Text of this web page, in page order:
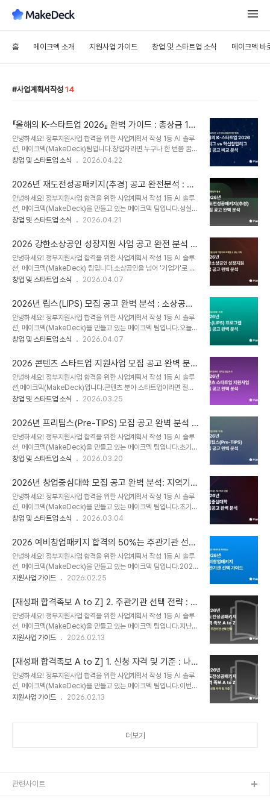
홈 메이크덱 소개 지원사업 가이드 창업 및 스타트업 소식 메이크덱 바
사업계획서작성 14
『올해의 K-스타트업 2026』 완벽 가이드 : 총상금 12
억원의 주인공은?
안녕하세요! 정부지원사업 합격을 위한 사업계획서 작성 1등 AI 솔루
션, 메이크덱(MakeDeck)팀입니다.창업자라면 누구나 한 번쯤 꿈꾸
는 대한민국 최대 규모의 창업 경진대회, 『올해의 K-스타트업 2026』
치열한데요, 특히 올해는 중소벤처기업부에서 주관하는 '혁신창업리
그'와 'AI리그'의 모집이 동시에 시작되어 전략적인 선택이 어느 때보
다 중요해졌습니다.이번 콘텐츠에서는 두 리그의 차이점을 낱낱이 분
석하고, 여러분의 합격 확률을 높일 수 있는 핵심 포인트를 짚어드리겠
습니다. 🔎 올해의 K-스타트업 개요 및 지원 대상: 누가 참여할 수 있
선발된 우수 팀은 9월에 ..
창업 및 스타트업 소식 2026.04.22
2026년 재도전성공패키지(추경) 공고 완전분석 : 다
시 열린 기회를 놓치지 않는 방법
안녕하세요! 정부지원사업 합격을 위한 사업계획서 작성 1등 AI 솔루
션, 메이크덱(MakeDeck)을 만들고 있는 메이크덱 팀입니다.성실한
실패 경험을 자산 삼아 다시 한번 도약을 준비하는 재창업자분들께 반
정예산 모집공고가 오픈되었습니다. 일반적인 정기 모집보다 경쟁률
측면에서 유리할 수 있는 이번 추경 사업의 핵심 내용을 낱낱이 분석해
드립니다. 🚀 2026년 재도전성공패키지(추경) 핵심 요약 이번 사업
은 우수한 아이템을 보유한 예비재창업자와 재창업기업을 발굴하여
성공적인 재기를 지원하는 것을 목적으로 합니다.지원 대상: 폐업 이력
사업화 자금 최대 1억 원(평균 0...
창업 및 스타트업 소식 2026.04.21
2026 강한소상공인 성장지원 사업 공고 완전 분석 :
최대 1억원의 기회, 작년과 무엇이 달라졌을까?
안녕하세요! 정부지원사업 합격을 위한 사업계획서 작성 1등 AI 솔루
션, 메이크덱(MakeDeck) 팀입니다.소상공인을 넘어 '기업가'로 도
약하고자 하는 분들께 2026년 가장 중요한 기회가 찾아왔습니다.바
사업'입니다.올해는 기존의 로컬크리에이터 육성 사업과 강한소상공
인 사업이 하나로 통합되어 더욱 체계적인 지원이 이루어집니다.이번
콘텐츠에서는 모집 공고를 낱낱이 분석하고, 특히 2025년 대비 변경
된 점을 중심으로 합격 전략을 정리해 드립니다. ✅ 2026년 강한소상
공인 성장지원 사업 핵심 요약이 사업은 창의적인 아이템과 기업가 정
델 고도화 및 사업화 자금을 지원하..
창업 및 스타트업 소식 2026.04.07
2026년 립스(LIPS) 모집 공고 완벽 분석 : 소상공인
을 위한 기회의 문
안녕하세요! 정부지원사업 합격을 위한 사업계획서 작성 1등 AI 솔루
션, 메이크덱(MakeDeck)을 만들고 있는 메이크덱 팀입니다.오늘은
기술 기반 스타트업뿐만 아니라 생활 기반의 창의적 아이템을 보유한
계 지원사업 립스(LIPS) 프로그램」 공고를 완벽히 분석해 드립니다.
민간 투자와 정부 자금을 연결해 우리 가게를 선도기업으로 도약시킬
수 있는 이번 기회를 놓치지 마시기 바랍니다. ✅ 2026년 립스
(LIPS) 프로그램 개요 및 혜택립스(LIPS)는 민간 운영사가 먼저 투자
한 유망 소상공인을 발굴하여 정부가 매칭 융자와 사업화 자금을 지원
스1), 투자연계 사업화 ..
창업 및 스타트업 소식 2026.04.07
2026 콘텐츠 스타트업 지원사업 모집 공고 완벽 분
석: 우리 기업에 맞는 필승 트랙 찾기
안녕하세요! 정부지원사업 합격을 위한 사업계획서 작성 1등 AI 솔루
션,메이크덱(MakeDeck)입니다.콘텐츠 분야 스타트업이라면 절대
놓칠 수 없는 기회, 한국콘텐츠진흥원의 '2026 콘텐츠 스타트업 지원
넘어 액셀러레이팅, 투자 유치, 그리고 대기업과의 협업까지 기업의 성
장 단계와 목적에 맞춘 3가지 핵심 트랙으로 구성된 것이 특징입니다.
오늘은 우리 기업이 어떤 트랙에 지원했을 때 가장 합격률이 높고 큰
실익을 얻을 수 있는지, 공고 핵심 내용을 날카롭게 분석해 드립니다.
🔎 2026 콘텐츠 스타트업 지원사업 개요 및 트랙 비교올해 지원사업
접근을 시도하는 스타트업을..
창업 및 스타트업 소식 2026.03.25
2026년 프리팁스(Pre-TIPS) 모집 공고 완벽 분석 :
팁스로 가는 가장 확실한 징검다리
안녕하세요! 정부지원사업 합격을 위한 사업계획서 작성 1등 AI 솔루
션, 메이크덱(MakeDeck)을 만들고 있는 메이크덱 팀입니다.초기
창업팀에게 '팁스(TIPS)'는 성장을 위한 가장 강력한 발판입니다. 하
한 징검다리가 바로 '2026년 프리팁스(Pre-TIPS)'입니다. 팁스 운
영사로부터 투자를 유치한 유망 창업기업을 대상으로 하는 이 사업은,
최대 1억 원의 사업화 자금을 지원하며 본 팁스 사업으로의 진입 가능
성을 극대화해 줍니다.오늘은 프리팁스 합격을 위한 지원 자격부터 기
간까지 모집 공고를 꼼꼼히 분석해 보겠습니다. 💰사업 개요 및 지원
보유한 비수도권 초기..
창업 및 스타트업 소식 2026.03.20
2026년 창업중심대학 모집 공고 완벽 분석: 지역기반
vs 대학발 어느것이 유리할까?
안녕하세요! 정부지원사업 합격을 위한 사업계획서 작성 1등 AI 솔루
션, 메이크덱(MakeDeck)을 만들고 있는 메이크덱 팀입니다.초기
창업팀에게 절대 놓칠 수 없는 기회가 찾아왔습니다.중소벤처기업부
업기업 모집공고가 발표되었습니다. 이번 사업은 총 757개사 내외라
는 파격적인 규모로 선발이 진행되는 만큼, 전략적인 접근이 필수적입
니다. ❓ 지역기반 vs 대학발: "나는 어디에 해당할까?"이번 공고는 신
청자의 자격 요건에 따라 지역기반과 대학발 두 가지 유형으로 나뉩니
다. 두 유형 중 반드시 1개 유형으로만 신청 가능하며, 중복 신청 시 최
분지역기반 창업대학발 창업모집..
창업 및 스타트업 소식 2026.03.04
2026 예비창업패키지 합격의 50%는 주관기관 선택
에서 결정됩니다
안녕하세요! 정부지원사업 합격을 위한 사업계획서 작성 1등 AI 솔루
션, 메이크덱(MakeDeck)을 만들고 있는 메이크덱 팀입니다.2026
년 예비창업패키지(이하 예창패) 공고를 앞두고 많은 예비 창업가분께
중요한 첫 단추는 바로 '주관기관 선택'입니다. 주관기관은 단순히 서
류를 접수하는 곳이 아니라, 선정 후 약 8~10개월 동안 여러분의 사
업화를 돕고 직접 투자까지 집행하는 핵심 파트너이기 때문입니
다.2025년 주관기관 세부 자료를 바탕으로 2026년 예창패 합격률
을 수직 상승시킬 수 있는 전략적인 주관기관 선택 팁을 정리해 드립니
패키지는 크게 두 가지 트랙으로 나..
지원사업 가이드 2026.02.25
[재성패 합격족보 A to Z] 2. 주관기관 선택 전략 : 모
르면 손해보는 주관기관 비교 분석
안녕하세요! 정부지원사업 합격을 위한 사업계획서 작성 1등 AI 솔루
션, 메이크덱(MakeDeck)을 만들고 있는 메이크덱 팀입니다.지난
콘텐츠에서는 재기를 꿈꾸는 창업팀에게 새로운 기회가 될 2026년
이제는 전략적으로 '누구와 손을 잡고 다시 일어설 것인가'를 고민해야
할 때입니다.이번 콘텐츠에서는 향후 재창업의 성패와 성장의 가속도
를 결정짓는 '주관기관 선택 전략'을 심층 분석합니다. 재도전성공패키
지는 단순한 자금 지원을 넘어, 어떤 주관기관의 인프라와 네트워크를
활용하느냐에 따라 실패 원인 분석부터 투자 유치, 판로 개척의 경로가
지원사업 가이드 2026.02.13
[재성패 합격족보 A to Z] 1. 신청 자격 및 기준 : 나도
신청할 수 있을까? 지원자격 완벽정리!
안녕하세요! 정부지원사업 합격을 위한 사업계획서 작성 1등 AI 솔루
션, 메이크덱(MakeDeck)을 만들고 있는 메이크덱 팀입니다.이번
콘텐츠에서는 새로운 시작을 꿈꾸는 재창업자분들을 위한 2026년
태인지 반드시 먼저 체크하시기 바랍니다. 🔎 2026년 재도전성공패
다.1. 창업 범위 및 업력 기준: "나는 예비인가..
지원사업 가이드 2026.02.13
더보기
관련사이트